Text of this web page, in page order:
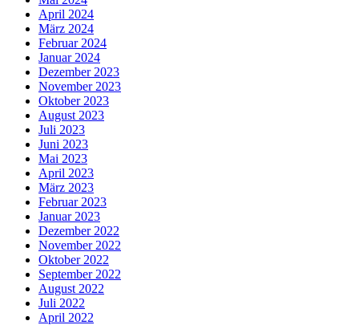
April 2024
März 2024
Februar 2024
Januar 2024
Dezember 2023
November 2023
Oktober 2023
August 2023
Juli 2023
Juni 2023
Mai 2023
April 2023
März 2023
Februar 2023
Januar 2023
Dezember 2022
November 2022
Oktober 2022
September 2022
August 2022
Juli 2022
April 2022